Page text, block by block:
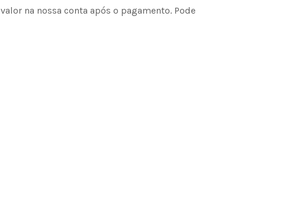
na nossa conta após o pagamento. Pode